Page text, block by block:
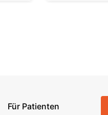
Für Patienten